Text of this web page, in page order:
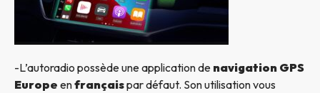
-L’autoradio possède une application de navigation GPS
Europe enfrançaispar défaut. Son utilisation vous